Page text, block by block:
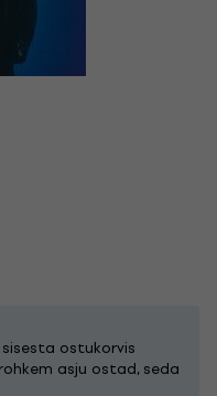
ostukorvis
asju ostad, seda